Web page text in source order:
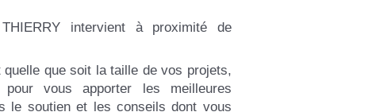
intervient à proximité de
que soit la taille de vos projets,
vous apporter les meilleures
le soutien et les conseils dont vous